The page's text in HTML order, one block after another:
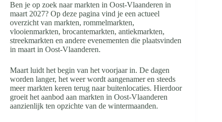
Ben je op zoek naar markten in Oost-Vlaanderen in
maart 2027? Op deze pagina vind je een actueel
overzicht van markten, rommelmarkten,
vlooienmarkten, brocantemarkten, antiekmarkten,
streekmarkten en andere evenementen die plaatsvinden
in maart in Oost-Vlaanderen.
Maart luidt het begin van het voorjaar in. De dagen
worden langer, het weer wordt aangenamer en steeds
meer markten keren terug naar buitenlocaties. Hierdoor
groeit het aanbod aan markten in Oost-Vlaanderen
aanzienlijk ten opzichte van de wintermaanden.